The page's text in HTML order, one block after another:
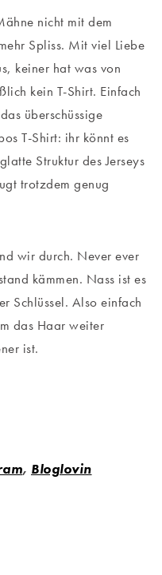
nicht mit dem
Spliss. Mit viel Liebe
keiner hat was von
kein T-Shirt. Einfach
überschüssige
T-Shirt: ihr könnt es
Struktur des Jerseys
trotzdem genug
wir durch. Never ever
kämmen. Nass ist es
Schlüssel. Also einfach
das Haar weiter
ist.
, Bloglovin